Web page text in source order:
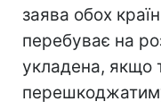
заява обох
перебуває на
укладена, якщо